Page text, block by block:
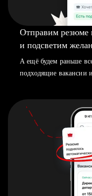
Отправим резюме
и подсветим
А ещё будем раньше
подходящие вакансии